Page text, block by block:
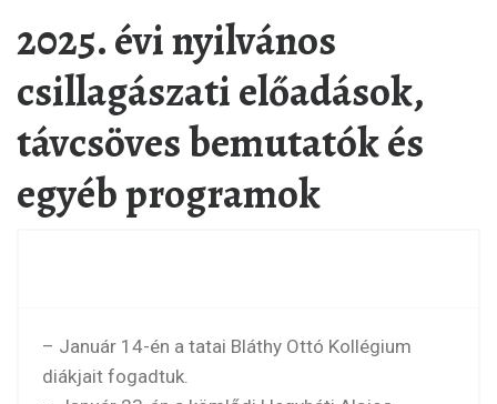
2025. évi nyilvános
csillagászati előadások,
távcsöves bemutatók és
egyéb programok
– Január 14-én a tatai Bláthy Ottó Kollégium
diákjait fogadtuk.